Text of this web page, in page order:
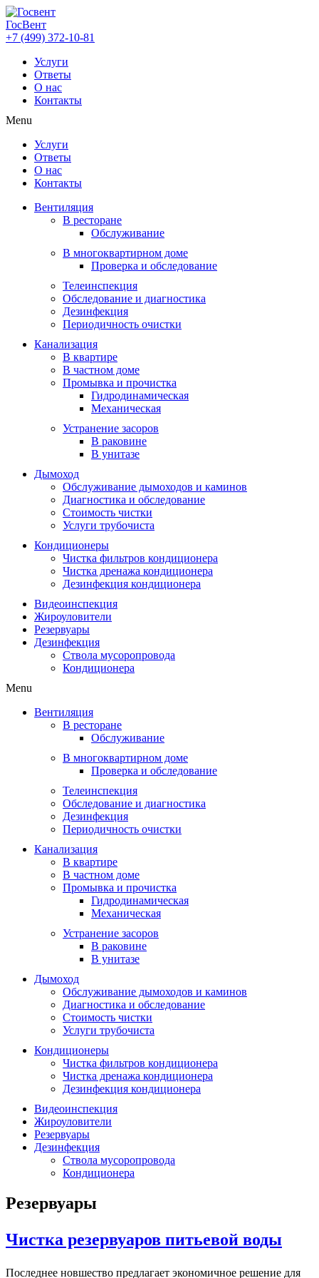
ГосВент
+7 (499) 372-10-81
Услуги
Ответы
О нас
Контакты
Menu
Услуги
Ответы
О нас
Контакты
Вентиляция
В ресторане
Обслуживание
В многоквартирном доме
Проверка и обследование
Телеинспекция
Обследование и диагностика
Дезинфекция
Периодичность очистки
Канализация
В квартире
В частном доме
Промывка и прочистка
Гидродинамическая
Механическая
Устранение засоров
В раковине
В унитазе
Дымоход
Обслуживание дымоходов и каминов
Диагностика и обследование
Стоимость чистки
Услуги трубочиста
Кондиционеры
Чистка фильтров кондиционера
Чистка дренажа кондиционера
Дезинфекция кондиционера
Видеоинспекция
Жироуловители
Резервуары
Дезинфекция
Ствола мусоропровода
Кондиционера
Menu
Вентиляция
В ресторане
Обслуживание
В многоквартирном доме
Проверка и обследование
Телеинспекция
Обследование и диагностика
Дезинфекция
Периодичность очистки
Канализация
В квартире
В частном доме
Промывка и прочистка
Гидродинамическая
Механическая
Устранение засоров
В раковине
В унитазе
Дымоход
Обслуживание дымоходов и каминов
Диагностика и обследование
Стоимость чистки
Услуги трубочиста
Кондиционеры
Чистка фильтров кондиционера
Чистка дренажа кондиционера
Дезинфекция кондиционера
Видеоинспекция
Жироуловители
Резервуары
Дезинфекция
Ствола мусоропровода
Кондиционера
Резервуары
Чистка резервуаров питьевой воды
Последнее новшество предлагает экономичное решение для